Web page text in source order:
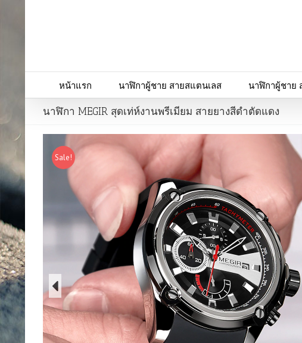
หน้าแรก นาฬิกาผู้ชาย สายสแตนเลส นาฬิกาผู้ชาย
นาฬิกา MEGIR สุดเท่ห์งานพรีเมียม สายยางสีดำตัดแดง
Sale!